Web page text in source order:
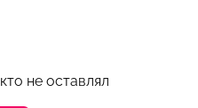
не оставлял